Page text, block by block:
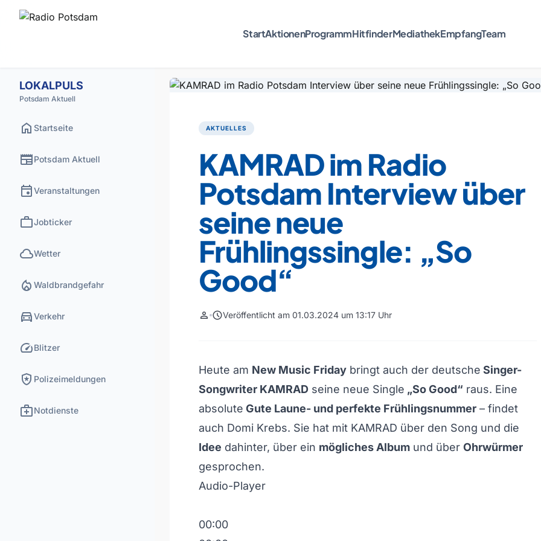
StartAktionenProgrammHitfinderMediathekEmpfangTeam
LOKALPULS
Potsdam Aktuell
home Startseite
newspaperPotsdam Aktuell
eventVeranstaltungen
workJobticker
cloudWetter
local_fire_department Waldbrandgefahr
directions_carVerkehr
speedBlitzer
local_police Polizeimeldungen
medical_servicesNotdienste
AKTUELLES
KAMRAD im Radio
Potsdam Interview über
seine neue
Frühlingssingle: „So
Good“
person scheduleVeröffentlicht am 01.03.2024 um 13:17 Uhr
Heute am New Music Friday bringt auch der deutsche Singer-
Songwriter KAMRAD seine neue Single „So Good“ raus. Eine
absolute Gute Laune- und perfekte Frühlingsnummer – findet
auch Domi Krebs. Sie hat mit KAMRAD über den Song und die
Idee dahinter, über ein mögliches Album und über Ohrwürmer
gesprochen.
Audio-Player
00:00